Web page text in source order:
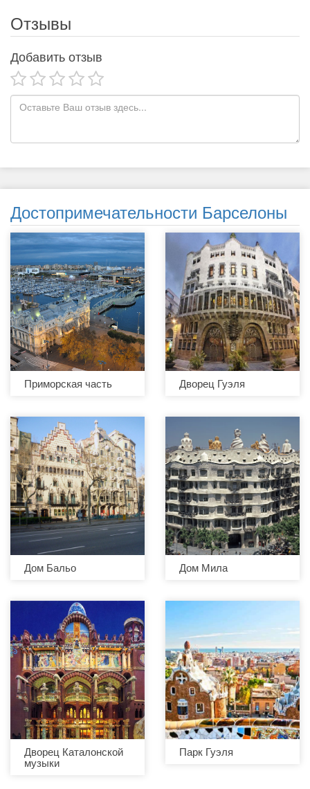
Отзывы
Добавить отзыв
Достопримечательности Барселоны
Приморская часть Дворец Гуэля
Дом Бальо Дом Мила
Дворец Каталонской
музыки
Парк Гуэля